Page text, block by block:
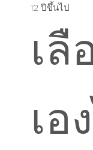
12 ปีขึ้นไป
เ
เอ